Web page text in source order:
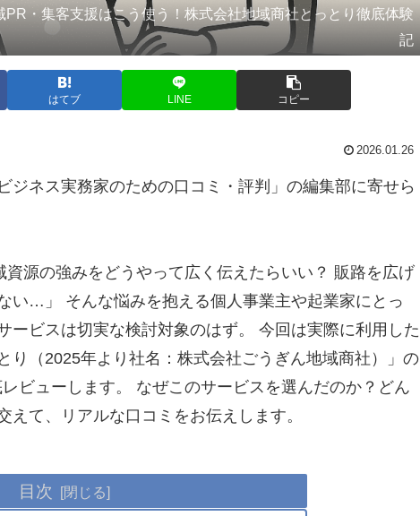
PR・集客支援はこう使う！株式会社地域商社とっとり徹底体験
記
はてブ LINE コピー
2026.01.26
ネス実務家のための口コミ・評判」の編集部に寄せら
資源の強みをどうやって広く伝えたらいい？ 販路を広げ
い…」 そんな悩みを抱える個人事業主や起業家にとっ
ービスは切実な検討対象のはず。 今回は実際に利用した
り（2025年より社名：株式会社ごうぎん地域商社）」の
ビューします。 なぜこのサービスを選んだのか？どん
て、リアルな口コミをお伝えします。
目次